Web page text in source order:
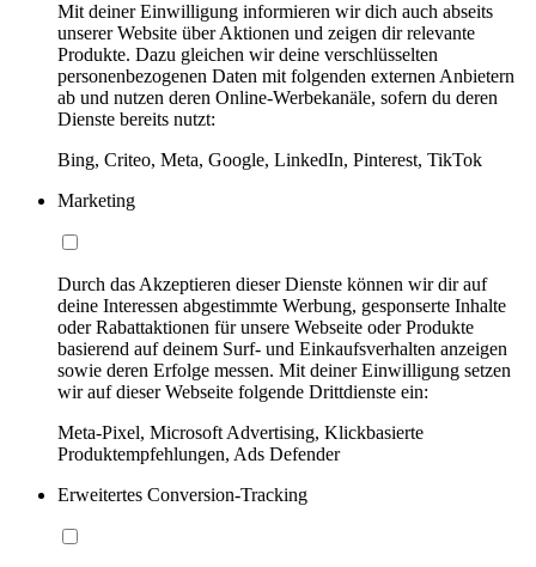
Mit deiner Einwilligung informieren wir dich auch abseits
unserer Website über Aktionen und zeigen dir relevante
Produkte. Dazu gleichen wir deine verschlüsselten
personenbezogenen Daten mit folgenden externen Anbietern
ab und nutzen deren Online-Werbekanäle, sofern du deren
Dienste bereits nutzt:
Bing, Criteo, Meta, Google, LinkedIn, Pinterest, TikTok
Marketing
Durch das Akzeptieren dieser Dienste können wir dir auf
deine Interessen abgestimmte Werbung, gesponserte Inhalte
oder Rabattaktionen für unsere Webseite oder Produkte
basierend auf deinem Surf- und Einkaufsverhalten anzeigen
sowie deren Erfolge messen. Mit deiner Einwilligung setzen
wir auf dieser Webseite folgende Drittdienste ein:
Meta-Pixel, Microsoft Advertising, Klickbasierte
Produktempfehlungen, Ads Defender
Erweitertes Conversion-Tracking